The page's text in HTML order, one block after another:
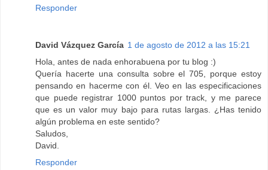
Responder
David Vázquez García 1 de agosto de 2012 a las 15:21
Hola, antes de nada enhorabuena por tu blog :)
Quería hacerte una consulta sobre el 705, porque estoy
pensando en hacerme con él. Veo en las especificaciones
que puede registrar 1000 puntos por track, y me parece
que es un valor muy bajo para rutas largas. ¿Has tenido
algún problema en este sentido?
Saludos,
David.
Responder